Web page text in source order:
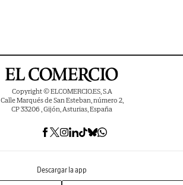
Copyright © ELCOMERCIO.ES, S.A
Calle Marqués de San Esteban, número 2,
CP 33206 , Gijón, Asturias, España
Descargar la app